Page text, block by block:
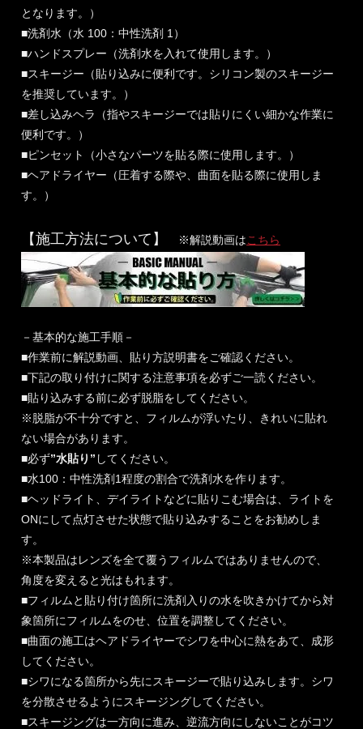
となります。）
■洗剤水（水 100：中性洗剤 1）
■ハンドスプレー（洗剤水を入れて使用します。）
■スキージー（貼り込みに便利です。シリコン製のスキージー
を推奨しています。）
■差し込みヘラ（指やスキージーでは貼りにくい細かな作業に
便利です。）
■ピンセット（小さなパーツを貼る際に使用します。）
■ヘアドライヤー（圧着する際や、曲面を貼る際に使用しま
す。）
【施工方法について】 ※解説動画はこちら
－基本的な施工手順－
■作業前に解説動画、貼り方説明書をご確認ください。
■下記の取り付けに関する注意事項を必ずご一読ください。
■貼り込みする前に必ず脱脂をしてください。
※脱脂が不十分ですと、フィルムが浮いたり、きれいに貼れ
ない場合があります。
■必ず”水貼り” してください。
■水100：中性洗剤1程度の割合で洗剤水を作ります。
■ヘッドライト、デイライトなどに貼りこむ場合は、ライトを
ONにして点灯させた状態で貼り込みすることをお勧めしま
す。
※本製品はレンズを全て覆うフィルムではありませんので、
角度を変えると光はもれます。
■フィルムと貼り付け箇所に洗剤入りの水を吹きかけてから対
象箇所にフィルムをのせ、位置を調整してください。
■曲面の施工はヘアドライヤーでシワを中心に熱をあて、成形
してください。
■シワになる箇所から先にスキージーで貼り込みします。シワ
を分散させるようにスキージングしてください。
■スキージングは一方向に進み、逆流方向にしないことがコツ